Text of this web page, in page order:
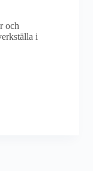
och
i